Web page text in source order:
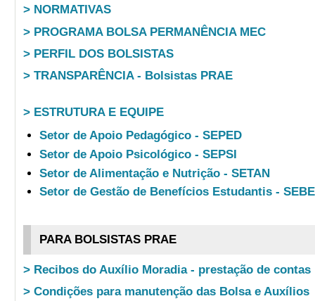
> NORMATIVAS
> PROGRAMA BOLSA PERMANÊNCIA MEC
> PERFIL DOS BOLSISTAS
> TRANSPARÊNCIA - Bolsistas PRAE
> ESTRUTURA E EQUIPE
Setor de Apoio Pedagógico - SEPED
Setor de Apoio Psicológico - SEPSI
Setor de Alimentação e Nutrição - SETAN
Setor de Gestão de Benefícios Estudantis -
PARA BOLSISTAS PRAE
> Recibos do Auxílio Moradia - prestação de contas
> Condições para manutenção das Bolsa e Auxílios